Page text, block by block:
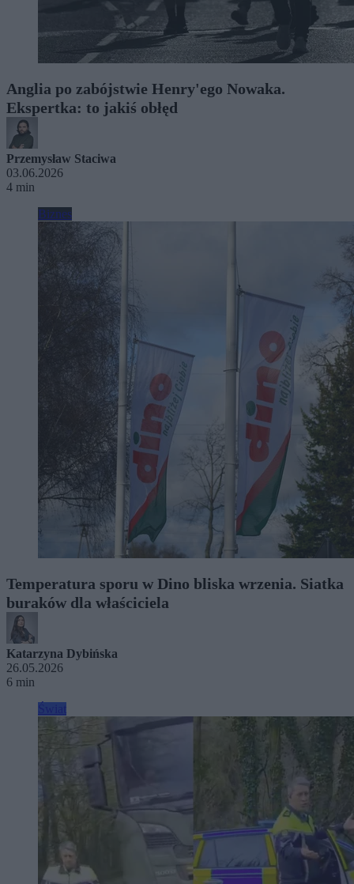
Anglia po zabójstwie Henry'ego Nowaka.
Ekspertka: to jakiś obłęd
Przemysław Staciwa
03.06.2026
4 min
Biznes
Temperatura sporu w Dino bliska wrzenia. Siatka
buraków dla właściciela
Katarzyna Dybińska
26.05.2026
6 min